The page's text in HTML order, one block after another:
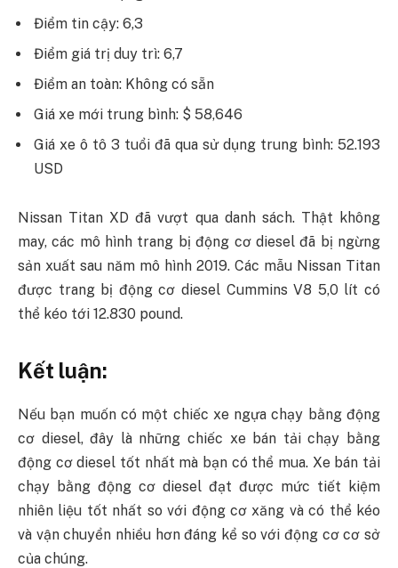
Điểm tin cậy: 6,3
Điểm giá trị duy trì: 6,7
Điểm an toàn: Không có sẵn
Giá xe mới trung bình: $ 58,646
Giá xe ô tô 3 tuổi đã qua sử dụng trung bình: 52.193
USD
Nissan Titan XD đã vượt qua danh sách. Thật không
may, các mô hình trang bị động cơ diesel đã bị ngừng
sản xuất sau năm mô hình 2019. Các mẫu Nissan Titan
được trang bị động cơ diesel Cummins V8 5,0 lít có
thể kéo tới 12.830 pound.
Kết luận:
Nếu bạn muốn có một chiếc xe ngựa chạy bằng động
cơ diesel, đây là những chiếc xe bán tải chạy bằng
động cơ diesel tốt nhất mà bạn có thể mua. Xe bán tải
chạy bằng động cơ diesel đạt được mức tiết kiệm
nhiên liệu tốt nhất so với động cơ xăng và có thể kéo
và vận chuyển nhiều hơn đáng kể so với động cơ cơ sở
của chúng.